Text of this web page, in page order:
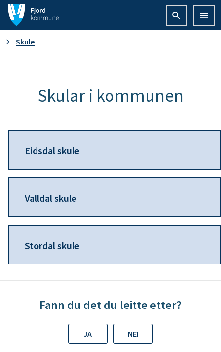
F
j
d
k
o
m
m
u
n
e
D
Skule
Skular i kommunen
Eidsdal skule
Valldal skule
Stordal skule
Fann du det du leitte etter?
JA NEI